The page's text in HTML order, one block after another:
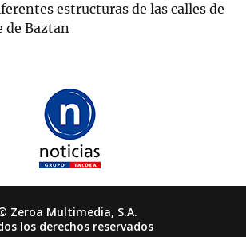
estructuras de las calles de
de Baztan
Zeroa Multimedia, S.A.
los derechos reservados